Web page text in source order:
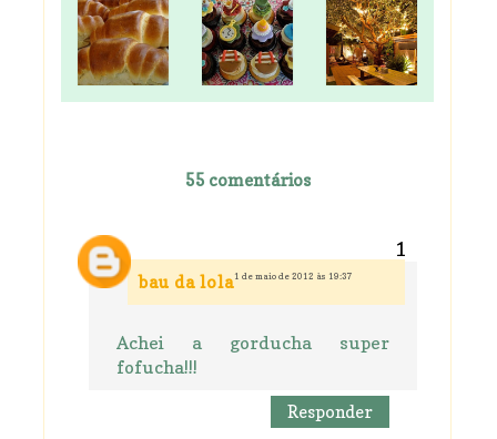
55 comentários
bau da lola1 de maio de 2012 às 19:37
Achei a gorducha super
fofucha!!!
Responder